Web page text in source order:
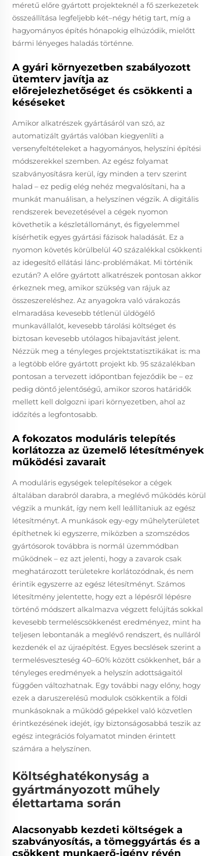
méretű előre gyártott projekteknél a fő szerkezetek
összeállítása legfeljebb két–négy hétig tart, míg a
hagyományos építés hónapokig elhúzódik, mielőtt
bármi lényeges haladás történne.
A gyári környezetben szabályozott
ütemterv javítja az
előrejelezhetőséget és csökkenti a
késéseket
Amikor alkatrészek gyártásáról van szó, az
automatizált gyártás valóban kiegyenlíti a
versenyfeltételeket a hagyományos, helyszíni építési
módszerekkel szemben. Az egész folyamat
szabványosításra kerül, így minden a terv szerint
halad – ez pedig elég nehéz megvalósítani, ha a
munkát manuálisan, a helyszínen végzik. A digitális
rendszerek bevezetésével a cégek nyomon
követhetik a készletállományt, és figyelemmel
kísérhetik egyes gyártási fázisok haladását. Ez a
nyomon követés körülbelül 40 százalékkal csökkenti
az idegesítő ellátási lánc-problémákat. Mi történik
ezután? A előre gyártott alkatrészek pontosan akkor
érkeznek meg, amikor szükség van rájuk az
összeszereléshez. Az anyagokra való várakozás
elmaradása kevesebb tétlenül üldögélő
munkavállalót, kevesebb tárolási költséget és
biztosan kevesebb utólagos hibajavítást jelent.
Nézzük meg a tényleges projektstatisztikákat is: ma
a legtöbb előre gyártott projekt kb. 95 százalékban
pontosan a tervezett időpontban fejeződik be – ez
pedig döntő jelentőségű, amikor szoros határidők
mellett kell dolgozni ipari környezetben, ahol az
időzítés a legfontosabb.
A fokozatos moduláris telepítés
korlátozza az üzemelő létesítmények
működési zavarait
A moduláris egységek telepítésekor a cégek
általában darabról darabra, a meglévő működés körül
végzik a munkát, így nem kell leállítaniuk az egész
létesítményt. A munkások egy-egy műhelyterületet
építhetnek ki egyszerre, miközben a szomszédos
gyártósorok továbbra is normál üzemmódban
működnek – ez azt jelenti, hogy a zavarok csak
meghatározott területekre korlátozódnak, és nem
érintik egyszerre az egész létesítményt. Számos
létesítmény jelentette, hogy ezt a lépésről lépésre
történő módszert alkalmazva végzett felújítás sokkal
kevesebb termeléscsökkenést eredményez, mint ha
teljesen lebontanák a meglévő rendszert, és nulláról
kezdenék el az újraépítést. Egyes becslések szerint a
termelésveszteség 40–60% között csökkenhet, bár a
tényleges eredmények a helyszín adottságaitól
függően változhatnak. Egy további nagy előny, hogy
ezek a daruszerelésű modulok csökkentik a földi
munkásoknak a működő gépekkel való közvetlen
érintkezésének idejét, így biztonságosabbá teszik az
egész integrációs folyamatot minden érintett
számára a helyszínen.
Költséghatékonyság a
gyártmányozott műhely
élettartama során
Alacsonyabb kezdeti költségek a
szabványosítás, a tömeggyártás és a
csökkent munkaerő-igény révén